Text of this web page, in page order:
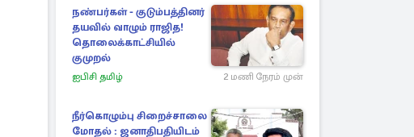
நண்பர்கள் - குடும்பத்தினர்
தயவில் வாழும் ராஜித!
தொலைக்காட்சியில்
குமுறல்
ஐபிசி தமிழ் 2 மணி நேரம் முன்
நீர்கொழும்பு சிறைச்சாலை
மோதல் : ஜனாதிபதியிடம்